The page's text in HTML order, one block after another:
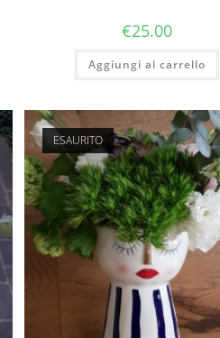
€25.00
Aggiungi al carrello
ESAURITO